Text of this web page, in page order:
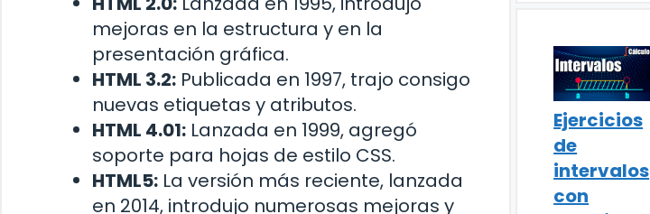
mejoras en la estructura y en la
presentación gráfica.
HTML 3.2: Publicada en 1997, trajo consigo
nuevas etiquetas y atributos.
HTML 4.01: Lanzada en 1999, agregó
soporte para hojas de estilo CSS.
HTML5: La versión más reciente, lanzada
en 2014, introdujo numerosas mejoras y
Ejercicios
de
intervalos
con